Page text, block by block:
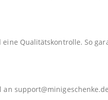
Qualitätskontrolle. So
an support@minigeschenke.de